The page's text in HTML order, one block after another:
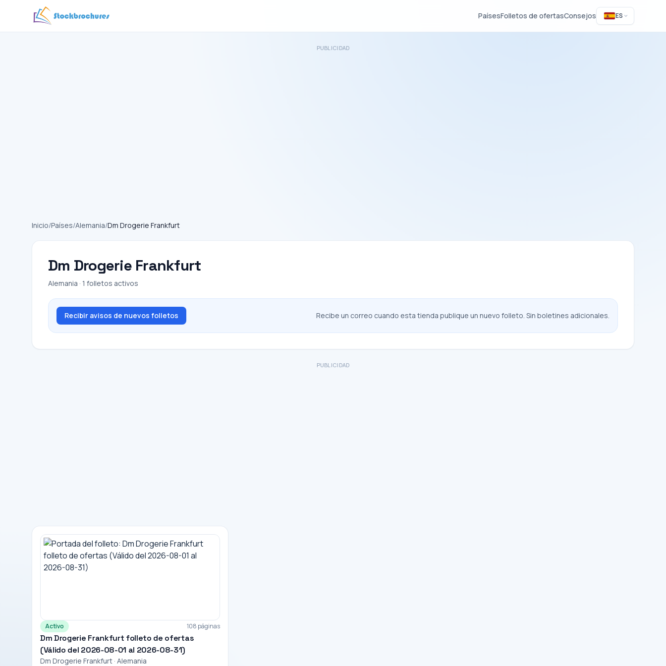
PaísesFolletos de ofertasConsejos ES
PUBLICIDAD
Inicio/Países/Alemania/Dm Drogerie Frankfurt
Dm Drogerie Frankfurt
Alemania · 1 folletos activos
Recibir avisos de nuevos folletos Recibe un correo cuando esta tienda publique un nuevo folleto. Sin boletines adicionales.
PUBLICIDAD
Activo 108 páginas
Dm Drogerie Frankfurt folleto de ofertas
(Válido del 2026-08-01 al 2026-08-31)
Dm Drogerie Frankfurt · Alemania